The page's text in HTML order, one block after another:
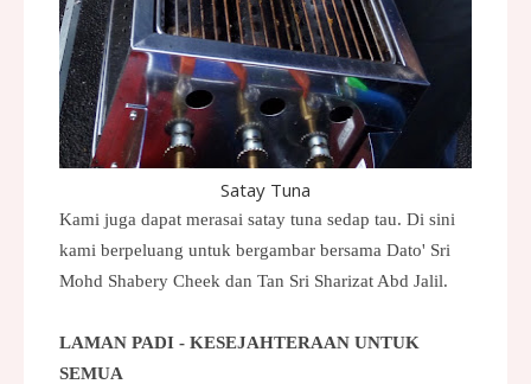
Satay Tuna
Kami juga dapat merasai satay tuna sedap tau. Di sini
kami berpeluang untuk bergambar bersama Dato' Sri
Mohd Shabery Cheek dan Tan Sri Sharizat Abd Jalil.
LAMAN PADI - KESEJAHTERAAN UNTUK
SEMUA